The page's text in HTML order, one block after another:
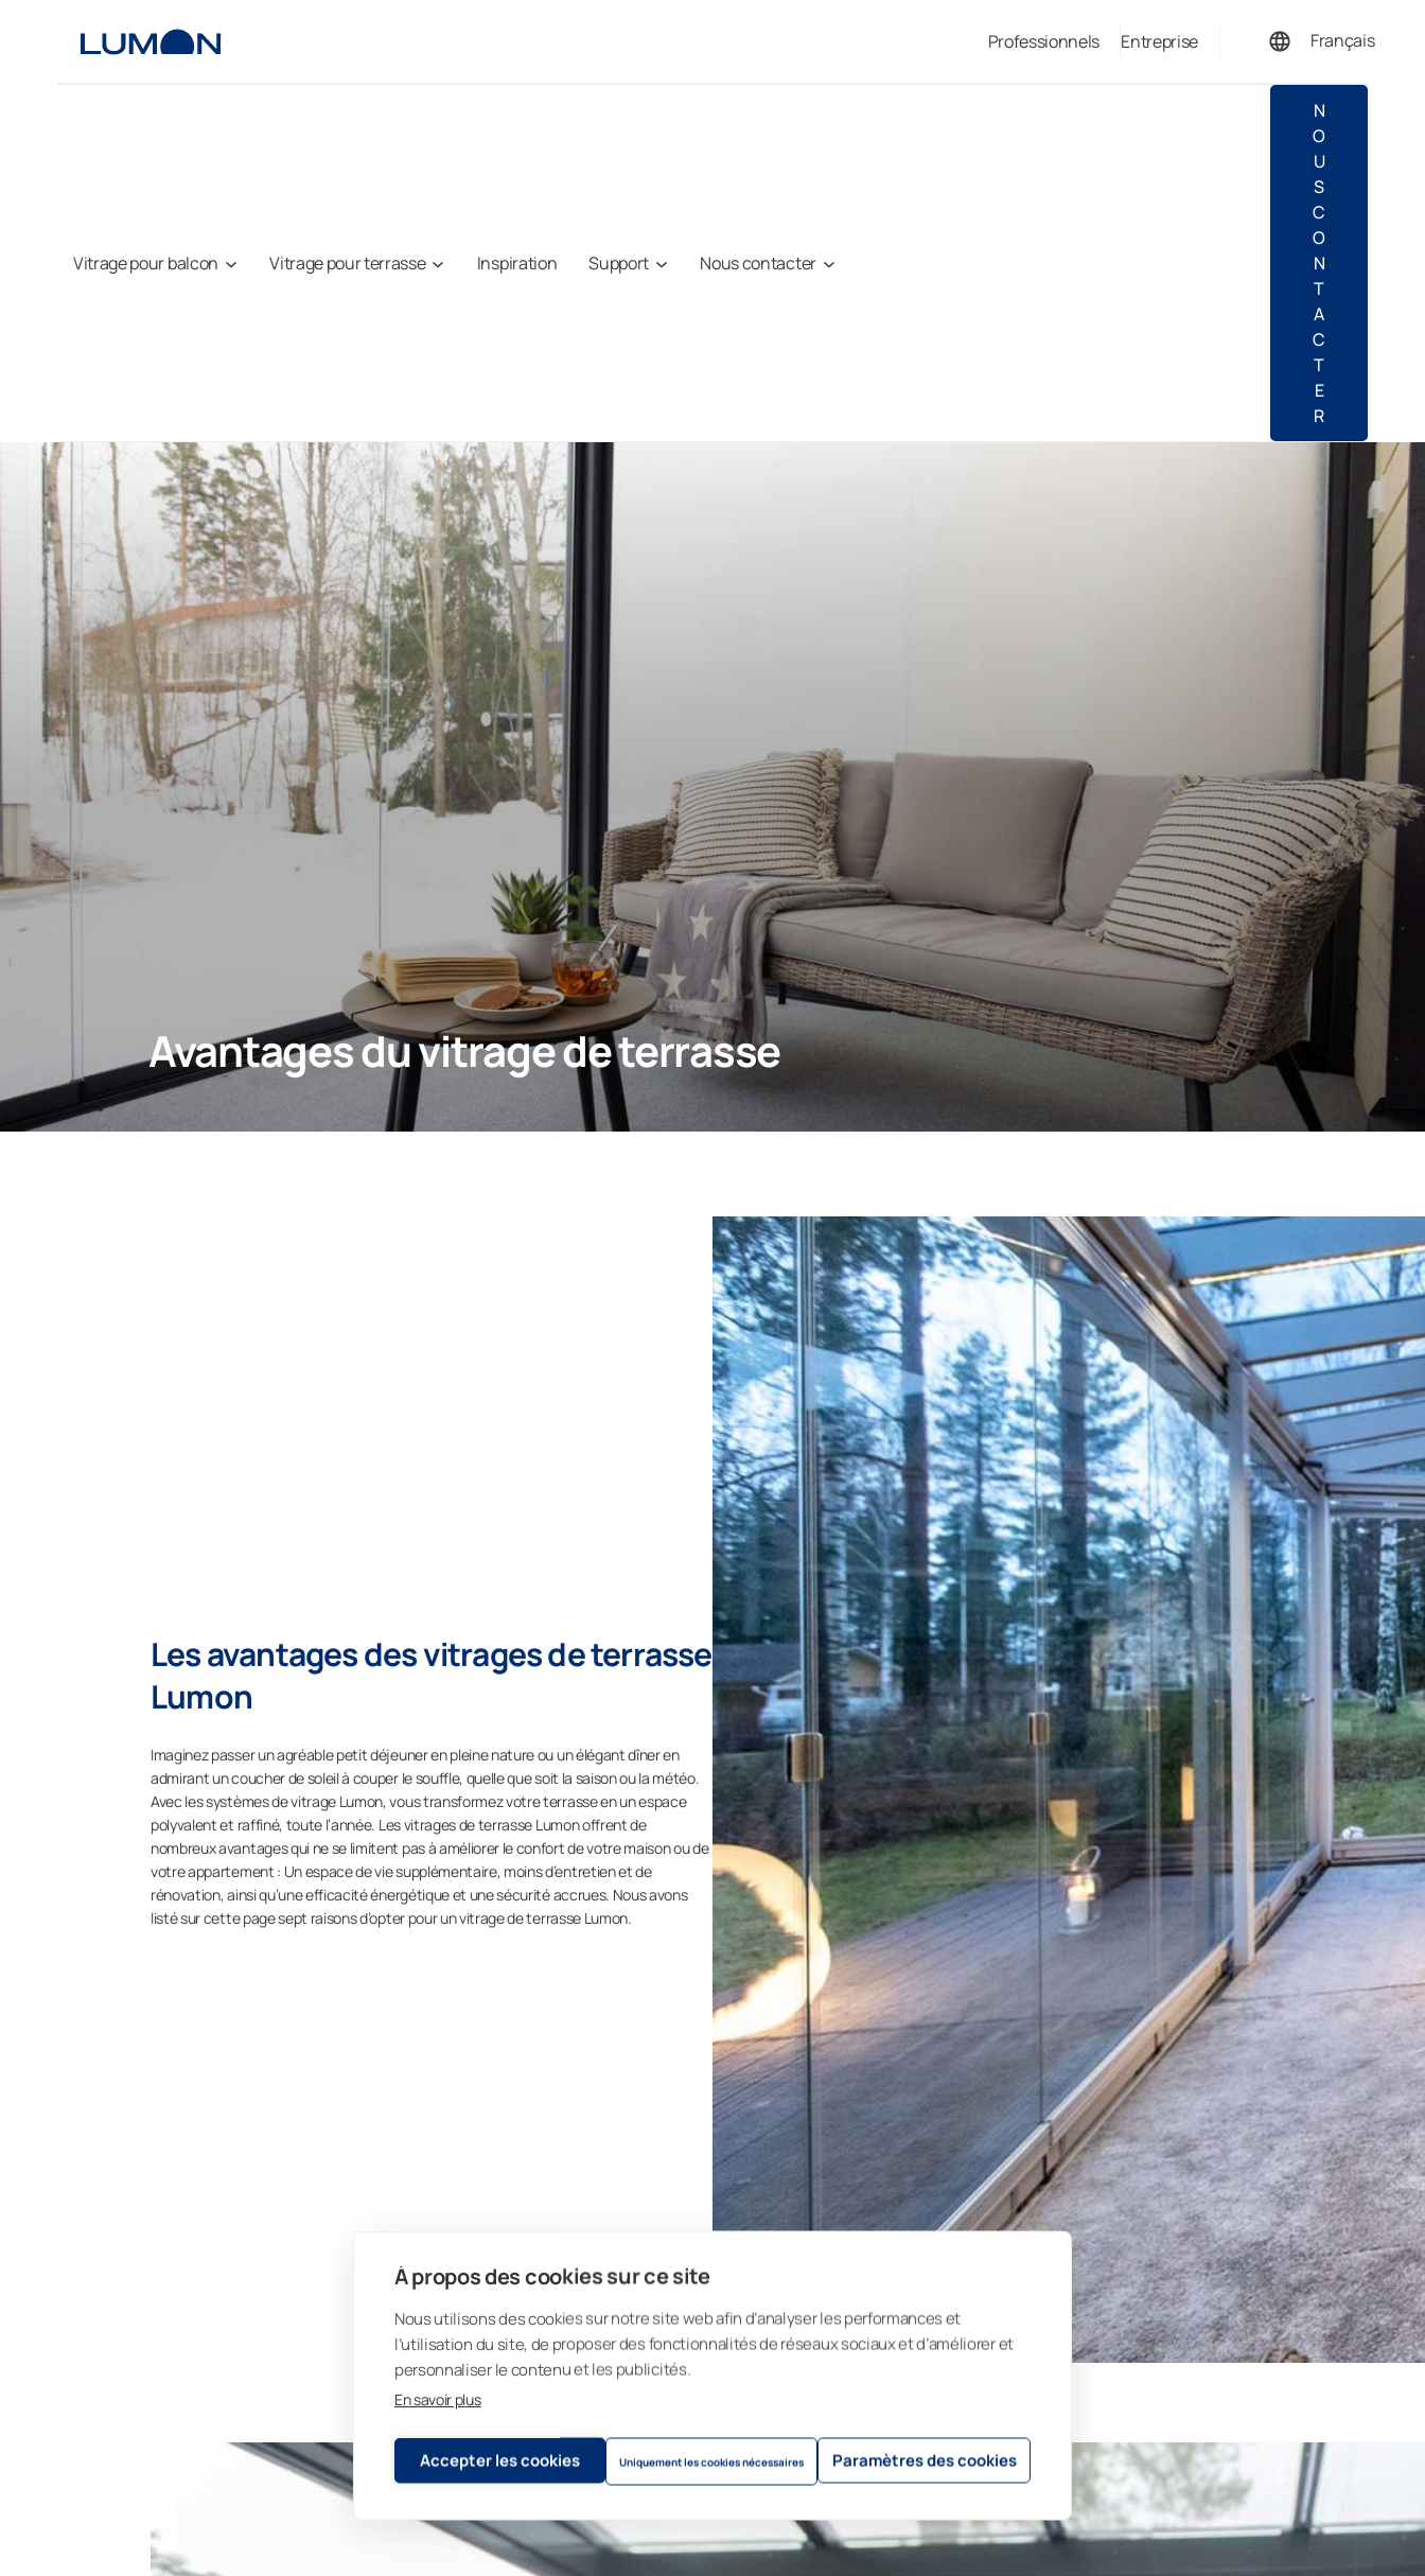
À propos des cookies sur ce site
Nous utilisons des cookies sur notre site web afin d’analyser les performances et
l’utilisation du site, de proposer des fonctionnalités de réseaux sociaux et d’améliorer et
personnaliser le contenu et les publicités.
En savoir plus
Accepter les cookies Uniquement les cookies nécessaires Paramètres des cookies
Professionnels
Entreprise
Français
Vitrage pour balcon Vitrage pour terrasse Inspiration Support Nous contacter
N
O
U
S
C
O
N
T
A
C
T
E
R
Avantages du vitrage de terrasse
Les avantages des vitrages de terrasse
Lumon
Imaginez passer un agréable petit déjeuner en pleine nature ou un élégant dîner en
admirant un coucher de soleil à couper le souffle, quelle que soit la saison ou la météo.
Avec les systèmes de vitrage Lumon, vous transformez votre terrasse en un espace
polyvalent et raffiné, toute l’année. Les vitrages de terrasse Lumon offrent de
nombreux avantages qui ne se limitent pas à améliorer le confort de votre maison ou de
votre appartement : Un espace de vie supplémentaire, moins d’entretien et de
rénovation, ainsi qu’une efficacité énergétique et une sécurité accrues. Nous avons
listé sur cette page sept raisons d’opter pour un vitrage de terrasse Lumon.